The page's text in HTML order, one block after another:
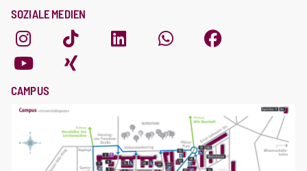
SOZIALE MEDIEN
CAMPUS